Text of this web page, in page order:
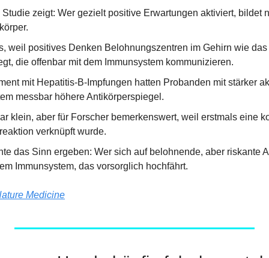
zeigt: Wer gezielt positive Erwartungen aktiviert, bildet
weil positives Denken Belohnungszentren im Gehirn wie das
die offenbar mit dem Immunsystem kommunizieren.
mit Hepatitis-B-Impfungen hatten Probanden mit stärker
messbar höhere Antikörperspiegel.
klein, aber für Forscher bemerkenswert, weil erstmals eine
verknüpft wurde.
das Sinn ergeben: Wer sich auf belohnende, aber riskante
Immunsystem, das vorsorglich hochfährt.
Medicine